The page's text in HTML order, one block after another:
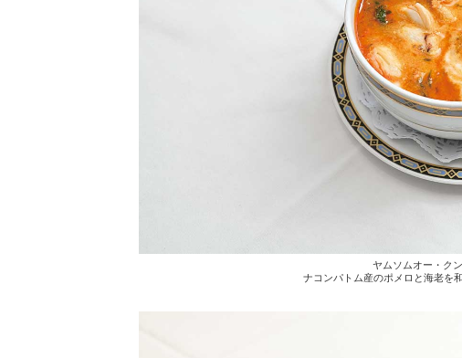
ヤムソムオー・ク
ナコンパトム産のポメロと海老を